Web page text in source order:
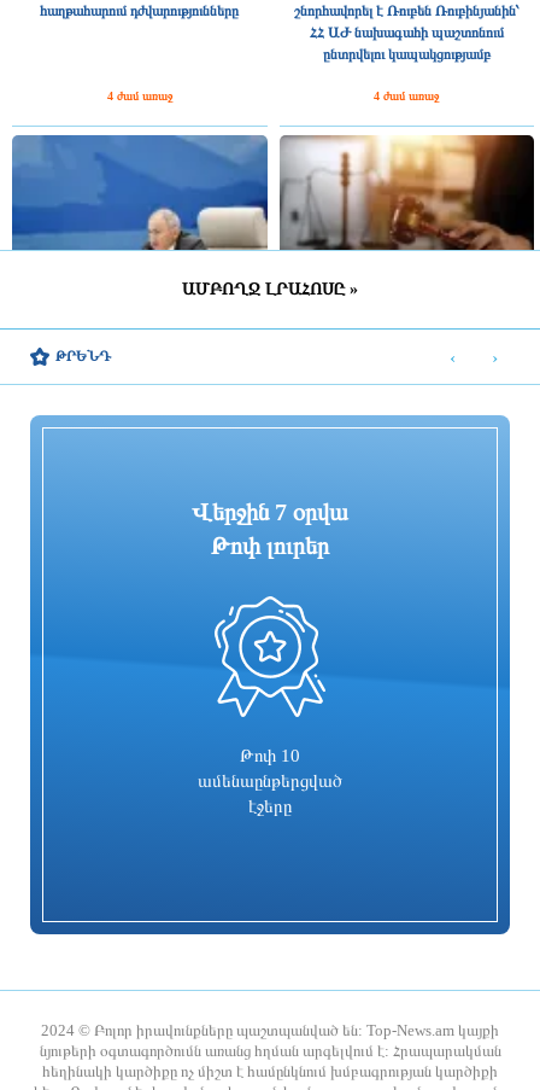
հաղթահարում դժվարությունները
4 ժամ առաջ
շնորհավորել է Ռուբեն Ռուբինյանին՝
ՀՀ ԱԺ նախագահի պաշտոնում
ընտրվելու կապակցությամբ
4 ժամ առաջ
միությունից
ինքնաբացարկ հայտնեց. նոր
դատավոր է նշանակվելու
Իսրայելն արձագանքել է Թուրքիայի
Տաթև համայնքի նախկին ղեկավար
Մուրադ Սիմոնյանից կբռնագանձվի 4
հունական ժողովրդական պարերի
3 ժամ առաջ
աշխարհի Մ17 առաջնությունում
պատանի ըմբիշներին
3 ժամ առաջ
ԱՄԲՈՂՋ ԼՐԱՀՈՍԸ »
ԹՐԵՆԴ
Վերջին 7 օրվա
Թոփ լուրեր
Թոփ 10
ամենաընթերցված
էջերը
‹ ›
2024 © Բոլոր իրավունքները պաշտպանված են: Top-News.am կայքի
նյութերի օգտագործումն առանց հղման արգելվում է: Հրապարակման
հեղինակի կարծիքը ոչ միշտ է համընկնում խմբագրության կարծիքի